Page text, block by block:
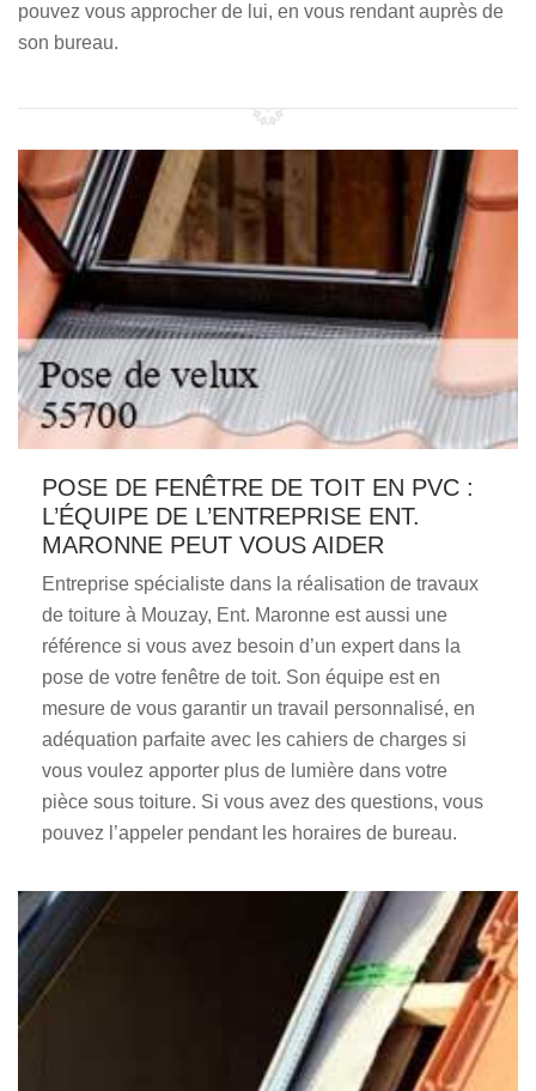
pouvez vous approcher de lui, en vous rendant auprès de
son bureau.
POSE DE FENÊTRE DE TOIT EN PVC :
L’ÉQUIPE DE L’ENTREPRISE ENT.
MARONNE PEUT VOUS AIDER
Entreprise spécialiste dans la réalisation de travaux
de toiture à Mouzay, Ent. Maronne est aussi une
référence si vous avez besoin d’un expert dans la
pose de votre fenêtre de toit. Son équipe est en
mesure de vous garantir un travail personnalisé, en
adéquation parfaite avec les cahiers de charges si
vous voulez apporter plus de lumière dans votre
pièce sous toiture. Si vous avez des questions, vous
pouvez l’appeler pendant les horaires de bureau.